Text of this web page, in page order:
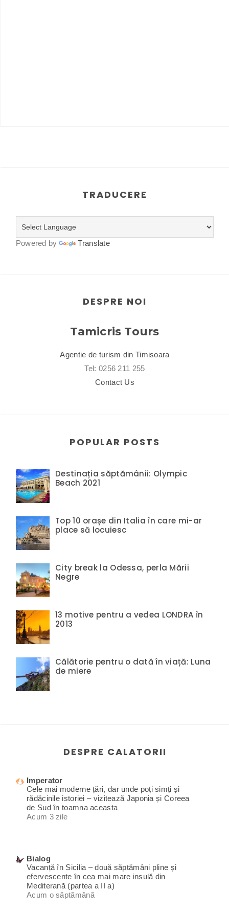
TRADUCERE
Powered by Translate
DESPRE NOI
Tamicris Tours
Agentie de turism din Timisoara
Tel: 0256 211 255
Contact Us
POPULAR POSTS
Destinația săptămânii: Olympic
Beach 2021
Top 10 orașe din Italia în care mi-ar
place să locuiesc
City break la Odessa, perla Mării
Negre
13 motive pentru a vedea LONDRA în
2013
Călătorie pentru o dată în viață: Luna
de miere
DESPRE CALATORII
Imperator
Cele mai moderne țări, dar unde poți simți și
rădăcinile istoriei – vizitează Japonia și Coreea
de Sud în toamna aceasta
Acum 3 zile
Bialog
Vacanță în Sicilia – două săptămâni pline și
efervescente în cea mai mare insulă din
Mediterană (partea a II a)
Acum o săptămână